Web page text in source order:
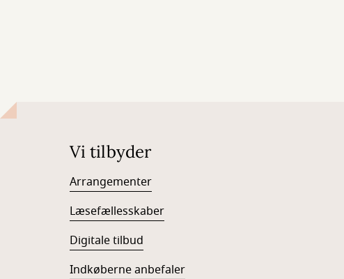
Vi tilbyder
Arrangementer
Læsefællesskaber
Digitale tilbud
Indkøberne anbefaler